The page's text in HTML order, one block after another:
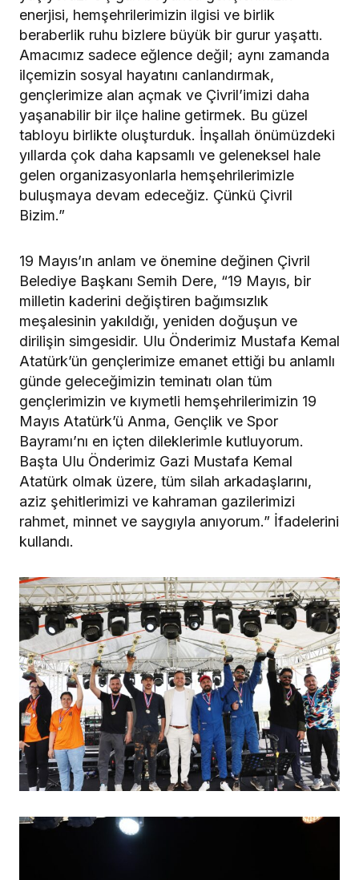
enerjisi, hemşehrilerimizin ilgisi ve birlik
beraberlik ruhu bizlere büyük bir gurur yaşattı.
Amacımız sadece eğlence değil; aynı zamanda
ilçemizin sosyal hayatını canlandırmak,
gençlerimize alan açmak ve Çivril’imizi daha
yaşanabilir bir ilçe haline getirmek. Bu güzel
tabloyu birlikte oluşturduk. İnşallah önümüzdeki
yıllarda çok daha kapsamlı ve geleneksel hale
gelen organizasyonlarla hemşehrilerimizle
buluşmaya devam edeceğiz. Çünkü Çivril
Bizim.”
19 Mayıs’ın anlam ve önemine değinen Çivril
Belediye Başkanı Semih Dere, “19 Mayıs, bir
milletin kaderini değiştiren bağımsızlık
meşalesinin yakıldığı, yeniden doğuşun ve
dirilişin simgesidir. Ulu Önderimiz Mustafa Kemal
Atatürk’ün gençlerimize emanet ettiği bu anlamlı
günde geleceğimizin teminatı olan tüm
gençlerimizin ve kıymetli hemşehrilerimizin 19
Mayıs Atatürk’ü Anma, Gençlik ve Spor
Bayramı’nı en içten dileklerimle kutluyorum.
Başta Ulu Önderimiz Gazi Mustafa Kemal
Atatürk olmak üzere, tüm silah arkadaşlarını,
aziz şehitlerimizi ve kahraman gazilerimizi
rahmet, minnet ve saygıyla anıyorum.” İfadelerini
kullandı.